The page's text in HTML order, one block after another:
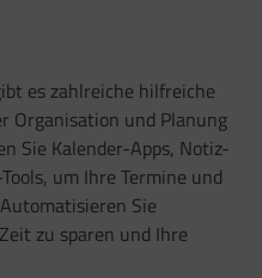
es zahlreiche hilfreiche
Organisation und Planung
Sie Kalender-Apps, Notiz-
um Ihre Termine und
Sie
zu sparen und Ihre